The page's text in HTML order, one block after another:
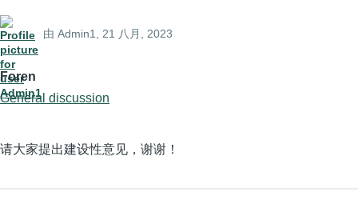
包
屑
由 Admin1 , 21 八月, 2023
Foren
General discussion
请大家提出建设性意见，谢谢！